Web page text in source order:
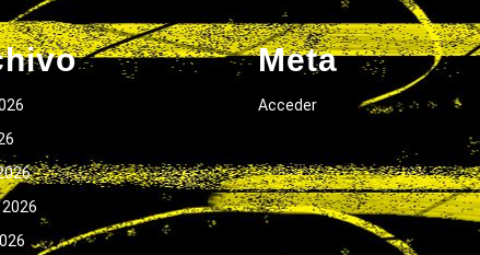
Meta
Acceder